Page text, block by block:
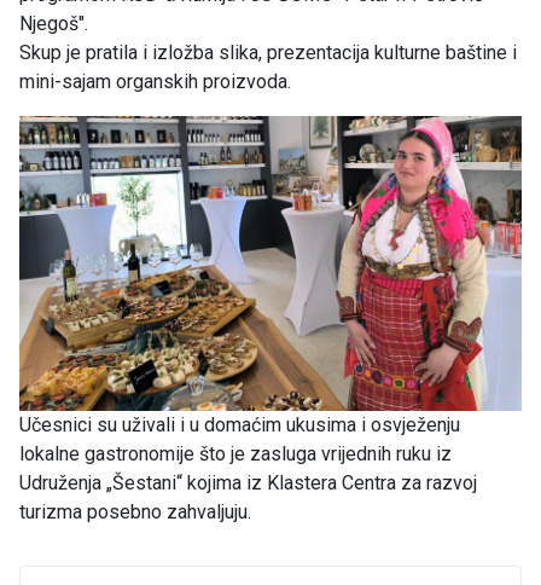
Njegoš".
Skup je pratila i izložba slika, prezentacija kulturne baštine i
mini-sajam organskih proizvoda.
Učesnici su uživali i u domaćim ukusima i osvježenju
lokalne gastronomije što je zasluga vrijednih ruku iz
Udruženja „Šestani“ kojima iz Klastera Centra za razvoj
turizma posebno zahvaljuju.